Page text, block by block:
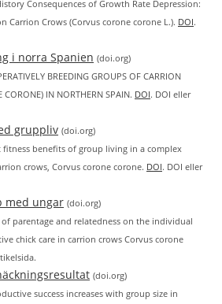
Consequences of Growth Rate Depression:
Carrion Crows (Corvus corone corone L.). DOI.
i norra Spanien (doi.org)
BREEDING GROUPS OF CARRION
CORONE) IN NORTHERN SPAIN. DOI. DOI eller
gruppliv (doi.org)
fitness benefits of group living in a complex
crows, Corvus corone corone. DOI. DOI eller
med ungar (doi.org)
parentage and relatedness on the individual
chick care in carrion crows Corvus corone
(doi.org)
success increases with group size in